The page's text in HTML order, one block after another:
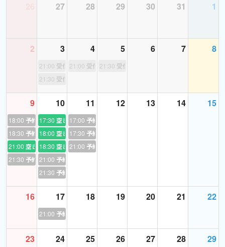
27 28 29 30 31 1
2 3
21:00 受付終了
21:30 受付終了
4
21:00 受付終了
5
21:30 受付終了
6 7 8
9
18:00 予約あり
18:30 予約あり
21:00 空き
21:30 予約あり
10
17:30 空き
18:00 空き
18:30 空き
21:00 予約あり
21:30 予約あり
11
17:00 予約あり
17:30 予約あり
21:00 予約あり
12 13 14 15
16 17
21:00 予約あり
18 19 20 21 22
23 24 25 26 27 28 29